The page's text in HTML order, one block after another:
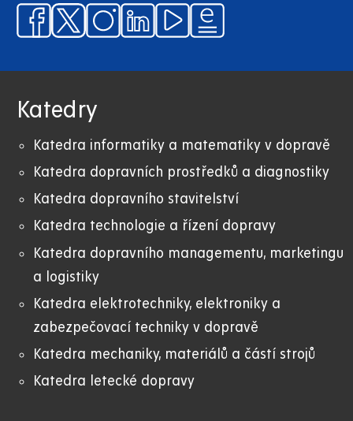
Katedry
Katedra informatiky a matematiky v dopravě
Katedra dopravních prostředků a diagnostiky
Katedra dopravního stavitelství
Katedra technologie a řízení dopravy
Katedra dopravního managementu, marketingu
a logistiky
Katedra elektrotechniky, elektroniky a
zabezpečovací techniky v dopravě
Katedra mechaniky, materiálů a částí strojů
Katedra letecké dopravy